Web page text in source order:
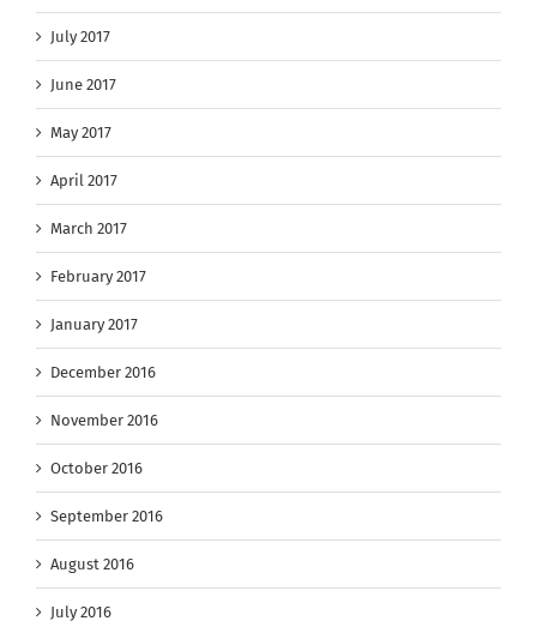
July 2017
June 2017
May 2017
April 2017
March 2017
February 2017
January 2017
December 2016
November 2016
October 2016
September 2016
August 2016
July 2016